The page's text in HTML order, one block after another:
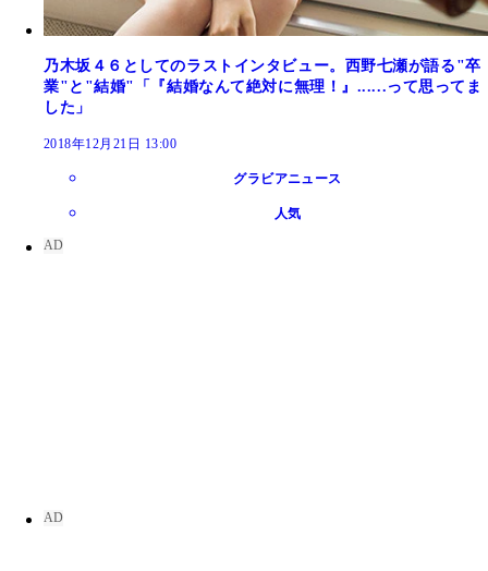
乃木坂４６としてのラストインタビュー。西野七瀬が語る"卒
業"と"結婚"「『結婚なんて絶対に無理！』......って思ってま
した」
2018年12月21日 13:00
グラビアニュース
人気